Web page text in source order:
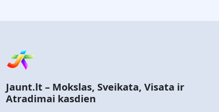
Jaunt.lt – Mokslas, Sveikata, Visata ir
Atradimai kasdien